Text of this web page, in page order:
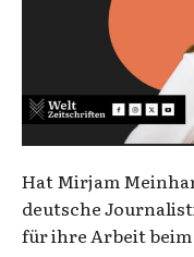
Hat Mirjam
deutsche
für ihre Arbeit